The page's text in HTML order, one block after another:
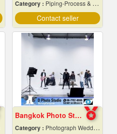
Category : Piping-Process & Industrial
Contact seller
Bangkok Photo Studio
Category : Photograph Wedding Studio